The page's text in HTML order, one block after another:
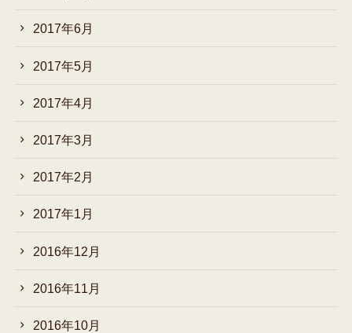
2017年6月
2017年5月
2017年4月
2017年3月
2017年2月
2017年1月
2016年12月
2016年11月
2016年10月